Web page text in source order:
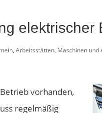
elektrischer
, Arbeitsstätten, Maschinen und
vorhanden,
regelmäßig